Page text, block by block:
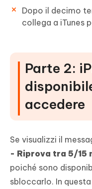
Dopo il decimo
collega a iTunes
Parte 2:
accedere
Se visualizzi il
- Riprova tra 5/15
poiché sono
sbloccarlo. In